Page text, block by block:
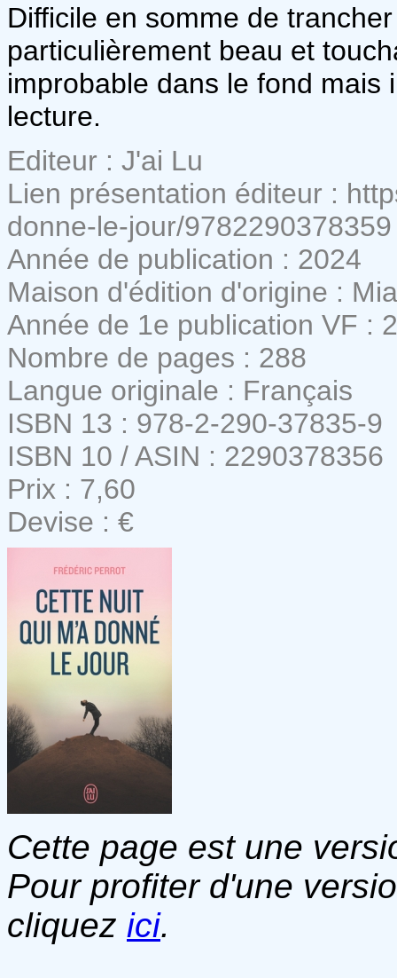
Difficile en somme de
particulièrement beau et
improbable dans le fond mais
lecture.
Editeur : J'ai Lu
Lien présentation éditeur :
donne-le-jour/9782290378359
Année de publication : 2024
Maison d'édition d'origine :
Année de 1e publication VF :
Nombre de pages : 288
Langue originale : Français
ISBN 13 : 978-2-290-37835-9
ISBN 10 / ASIN : 2290378356
Prix : 7,60
Devise : €
Cette page est une
Pour profiter d'une
cliquez ici.